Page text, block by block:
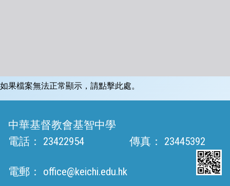
如果檔案無法正常顯示，請點擊此處。
中華基督教會基智中學
電話：
23422954 傳真： 23445392
電郵： office@keichi.edu.hk